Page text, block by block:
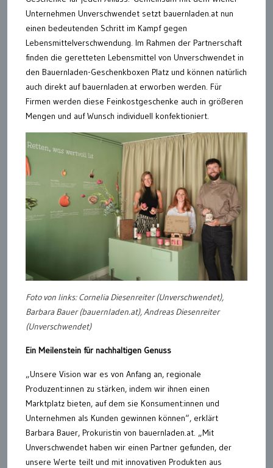
Unternehmen Unverschwendet setzt bauernladen.at nun
einen bedeutenden Schritt im Kampf gegen
Lebensmittelverschwendung. Im Rahmen der Partnerschaft
finden die geretteten Lebensmittel von Unverschwendet in
den Bauernladen-Geschenkboxen Platz und können natürlich
auch direkt auf bauernladen.at erworben werden. Für
Firmen werden diese Feinkostgeschenke auch in größeren
Mengen und auf Wunsch individuell konfektioniert.
Foto von links: Cornelia Diesenreiter (Unverschwendet),
Barbara Bauer (bauernladen.at), Andreas Diesenreiter
(Unverschwendet)
Ein Meilenstein für nachhaltigen Genuss
„Unsere Vision war es von Anfang an, regionale
Produzent:innen zu stärken, indem wir ihnen einen
Marktplatz bieten, auf dem sie Konsument:innen und
Unternehmen als Kunden gewinnen können“, erklärt
Barbara Bauer, Prokuristin von bauernladen.at. „Mit
Unverschwendet haben wir einen Partner gefunden, der
unsere Werte teilt und mit innovativen Produkten aus